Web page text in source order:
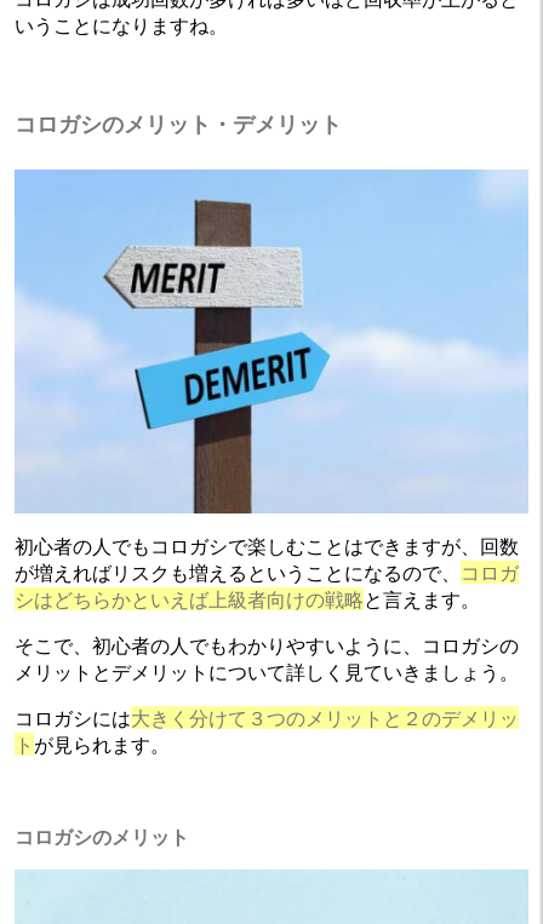
いうことになりますね。
コロガシのメリット・デメリット
初心者の人でもコロガシで楽しむことはできますが、回数
が増えればリスクも増えるということになるので、
コロガ
シはどちらかといえば上級者向けの戦略 と言えます。
そこで、初心者の人でもわかりやすいように、コロガシの
メリットとデメリットについて詳しく見ていきましょう。
コロガシには大きく分けて３つのメリットと２のデメリッ
ト が見られます。
コロガシのメリット